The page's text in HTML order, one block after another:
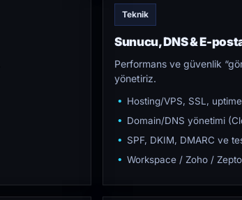
Teknik
Sunucu, DNS & E-
Performans ve güvenlik
yönetiriz.
Hosting/VPS, SSL,
Domain/DNS yönetimi
SPF, DKIM, DMARC ve
Workspace / Zoho /